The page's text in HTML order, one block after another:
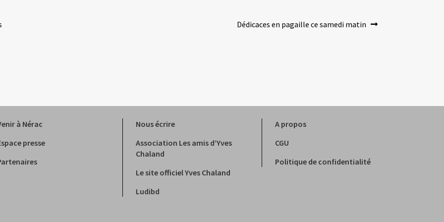
Article
Dédicaces en pagaille ce samedi matin
à Nérac
presse
Nous écrire
Association Les amis d’Yves
Chaland
Le site officiel Yves Chaland
Ludibd
A propos
CGU
Politique de confidentialité